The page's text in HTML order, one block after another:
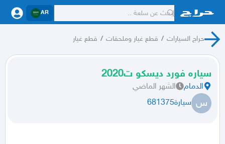
AR
حراج السيارات / قطع غيار وملحقات / قطع غيار
سياره فورد ديسكو ت2020
الدمام الشهر الماضي
س سيارة681375